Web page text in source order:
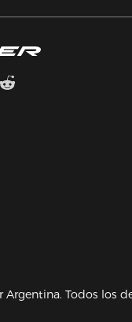
Argentina. Todos los